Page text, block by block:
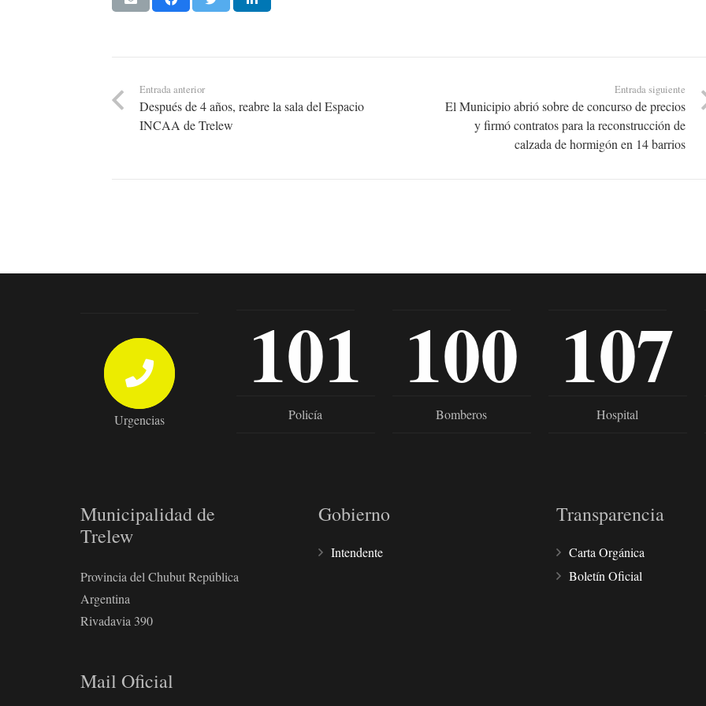
Entrada anterior
Después de 4 años, reabre la sala del Espacio
INCAA de Trelew
Entrada siguiente
El Municipio abrió sobre de concurso de precios
y firmó contratos para la reconstrucción de
calzada de hormigón en 14 barrios
Urgencias
101
Policía
100
Bomberos
107
Hospital
Municipalidad de
Trelew
Provincia del Chubut República
Argentina
Rivadavia 390
Mail Oficial
Gobierno
Intendente
Transparencia
Carta Orgánica
Boletín Oficial